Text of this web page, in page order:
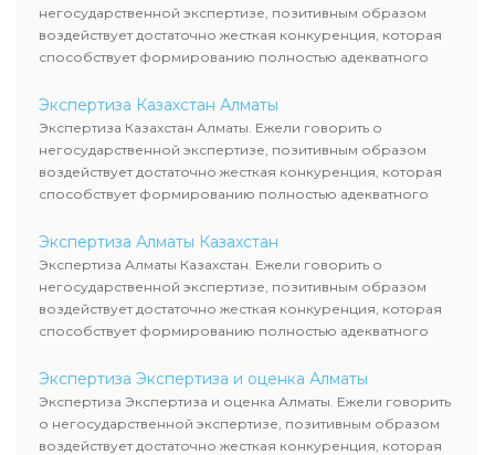
негосударственной экспертизе, позитивным образом
воздействует достаточно жесткая конкуренция, которая
способствует формированию полностью адекватного
Экспертиза Казахстан Алматы
Экспертиза Казахстан Алматы. Ежели говорить о
негосударственной экспертизе, позитивным образом
воздействует достаточно жесткая конкуренция, которая
способствует формированию полностью адекватного
Экспертиза Алматы Казахстан
Экспертиза Алматы Казахстан. Ежели говорить о
негосударственной экспертизе, позитивным образом
воздействует достаточно жесткая конкуренция, которая
способствует формированию полностью адекватного
Экспертиза Экспертиза и оценка Алматы
Экспертиза Экспертиза и оценка Алматы. Ежели говорить
о негосударственной экспертизе, позитивным образом
воздействует достаточно жесткая конкуренция, которая